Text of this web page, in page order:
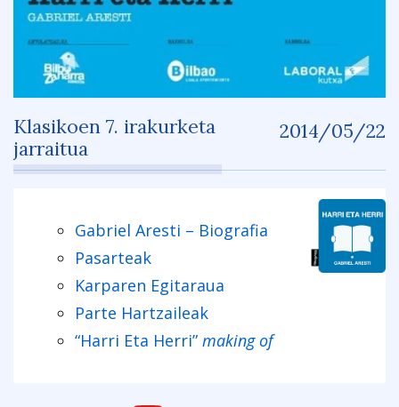
Klasikoen 7. irakurketa
jarraitua
2014/05/22
Gabriel Aresti – Biografia
Pasarteak
Karparen Egitaraua
Parte Hartzaileak
“Harri Eta Herri” making of